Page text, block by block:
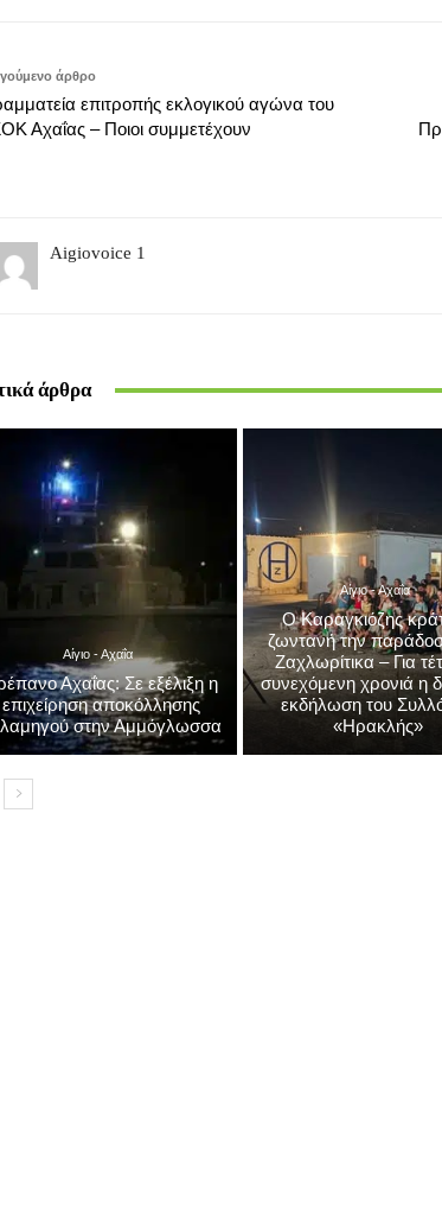
άρθρο
επιτροπής εκλογικού αγώνα του
Αχαΐας – Ποιοι συμμετέχουν
Aigiovoice 1
άρθρα
Αίγιο - Αχαΐα
Αχαΐας: Σε εξέλιξη η
επιχείρηση αποκόλλησης
στην Αμμόγλωσσα
Αίγιο - Αχαΐα
Ο Καραγκιόζης
ζωντανή την
Ζαχλωρίτικα – Για
συνεχόμενη χρονιά η
εκδήλωση του
«Ηρακλής»